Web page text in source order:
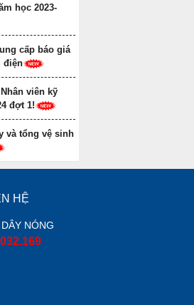
học 2023-
cấp báo giá
điện
viên kỹ
đợt 1!
và tổng vệ sinh
HỆ
NÓNG